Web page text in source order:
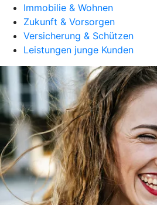
Immobilie & Wohnen
Zukunft & Vorsorgen
Versicherung & Schützen
Leistungen junge Kunden